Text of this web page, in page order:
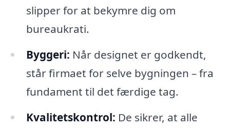
slipper for at bekymre dig om
bureaukrati.
Byggeri: Når designet er godkendt,
står firmaet for selve bygningen – fra
fundament til det færdige tag.
Kvalitetskontrol: De sikrer, at alle